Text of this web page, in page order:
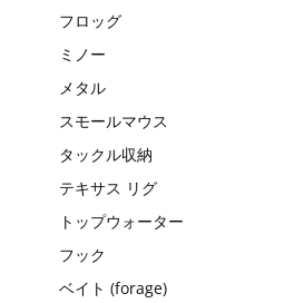
フロッグ
ミノー
メタル
スモールマウス
タックル収納
テキサス リグ
トップウォーター
フック
ベイト (forage)